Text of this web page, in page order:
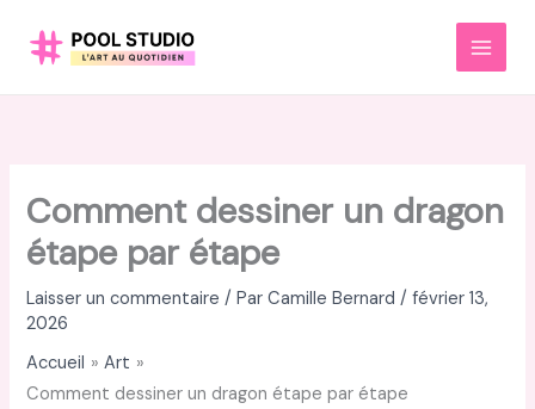
MAIN
Comment dessiner un dragon
étape par étape
Laisser un commentaire / ParCamille Bernard/février 13,
2026
Accueil
Art
Comment dessiner un dragon étape par étape